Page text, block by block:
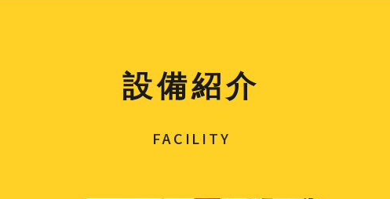
設備紹介
FACILITY